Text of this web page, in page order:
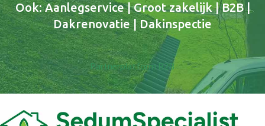
Ook: Aanlegservice | Groot zakelijk | B2B |
Dakrenovatie | Dakinspectie
Partnerplatform B2B